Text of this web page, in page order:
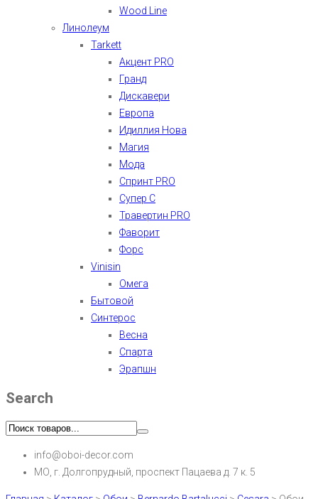
Wood Line
Линолеум
Tarkett
Акцент PRO
Гранд
Дискавери
Европа
Идиллия Нова
Магия
Мода
Спринт PRO
Супер С
Травертин PRO
Фаворит
Форс
Vinisin
Омега
Бытовой
Синтерос
Весна
Спарта
Эрапшн
Search
info@oboi-decor.com
МО, г. Долгопрудный, проспект Пацаева д. 7 к. 5